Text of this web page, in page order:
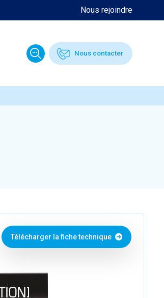
Nous rejoindre
Nous contacter
Télécharger la fiche technique